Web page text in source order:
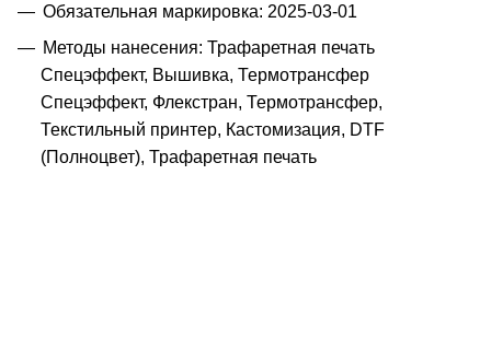
Обязательная маркировка: 2025-03-01
Методы нанесения: Трафаретная печать
Спецэффект, Вышивка, Термотрансфер
Спецэффект, Флекстран, Термотрансфер,
Текстильный принтер, Кастомизация, DTF
(Полноцвет), Трафаретная печать